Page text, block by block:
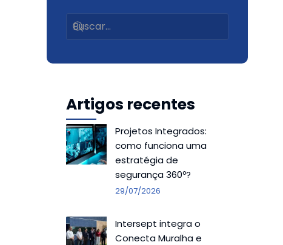
Artigos recentes
Projetos Integrados:
como funciona uma
estratégia de
segurança 360º?
29/07/2026
Intersept integra o
Conecta Muralha e